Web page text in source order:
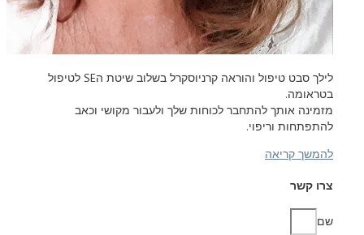
לילך סבט טיפול והוראה קרניוסקרל בשלוב שיטת הSE לטיפול
בטראומה.
מזמינה אותך להתחבר לכוחות שלך ולעבור מקושי וכאב
להתפתחות וריפוי.
להמשך קריאה
צרו קשר
שם